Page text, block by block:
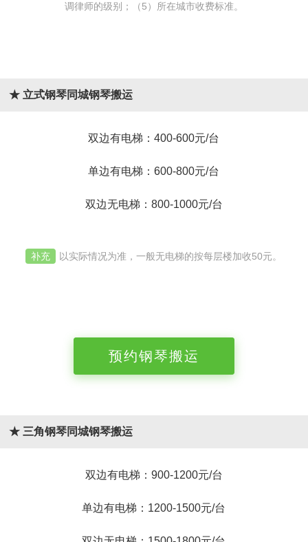
调律师的级别；（5）所在城市收费标准。
★ 立式钢琴同城钢琴搬运
双边有电梯：400-600元/台
单边有电梯：600-800元/台
双边无电梯：800-1000元/台
补充 以实际情况为准，一般无电梯的按每层楼加收50元。
预约钢琴搬运
★ 三角钢琴同城钢琴搬运
双边有电梯：900-1200元/台
单边有电梯：1200-1500元/台